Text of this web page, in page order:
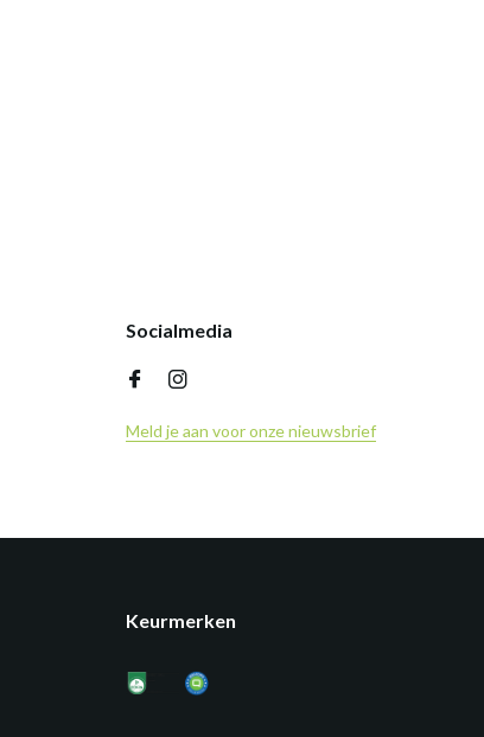
Socialmedia
Meld je aan voor onze nieuwsbrief
Keurmerken